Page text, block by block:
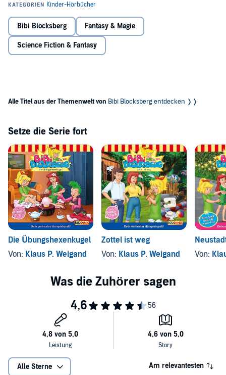
Bibi Blocksberg Fantasy & Magie
Science Fiction & Fantasy
Alle Titel aus der Themenwelt von Bibi Blocksberg entdecken ❭❭
Setze die Serie fort
Die Übungshexenkugel
Von: Klaus P. Weigand
Zottel ist weg
Von: Klaus P. Weigand
Von:
Alle Sterne Am relevantesten